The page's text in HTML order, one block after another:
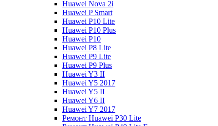
Huawei Nova 2i
Huawei P Smart
Huawei P10 Lite
Huawei P10 Plus
Huawei P10
Huawei P8 Lite
Huawei P9 Lite
Huawei P9 Plus
Huawei Y3 II
Huawei Y5 2017
Huawei Y5 II
Huawei Y6 II
Huawei Y7 2017
Ремонт Huawei P30 Lite